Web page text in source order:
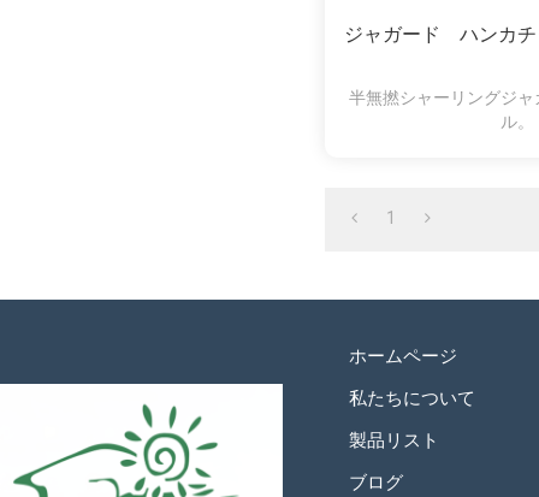
ジャガード ハンカ
半無撚シャーリングジ
ル。
1
ホームページ
私たちについて
製品リスト
ブログ